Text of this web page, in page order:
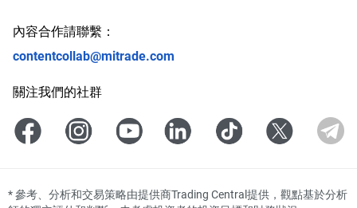
內容合作請聯繫：
contentcollab@mitrade.com
關注我們的社群
*參考、分析和交易策略由提供商Trading Central提供，觀點基於分析